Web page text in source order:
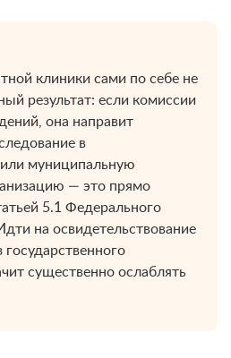
клиники сами по себе не
результат: если комиссии
она направит
в
муниципальную
— это прямо
5.1 Федерального
на освидетельствование
государственного
существенно ослаблять